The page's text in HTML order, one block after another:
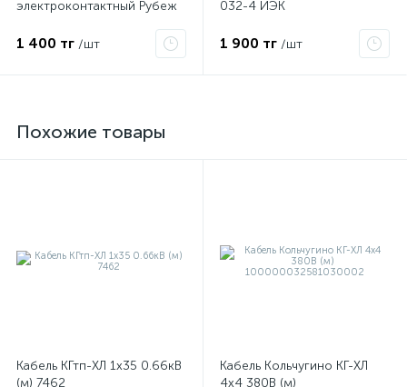
электроконтактный Рубеж
1 400 тг /шт
032-4 ИЭК
1 900 тг /шт
Похожие товары
Кабель КГтп-ХЛ 1х35 0.66кВ
(м) 7462
Кабель Кольчугино КГ-ХЛ
4х4 380В (м)